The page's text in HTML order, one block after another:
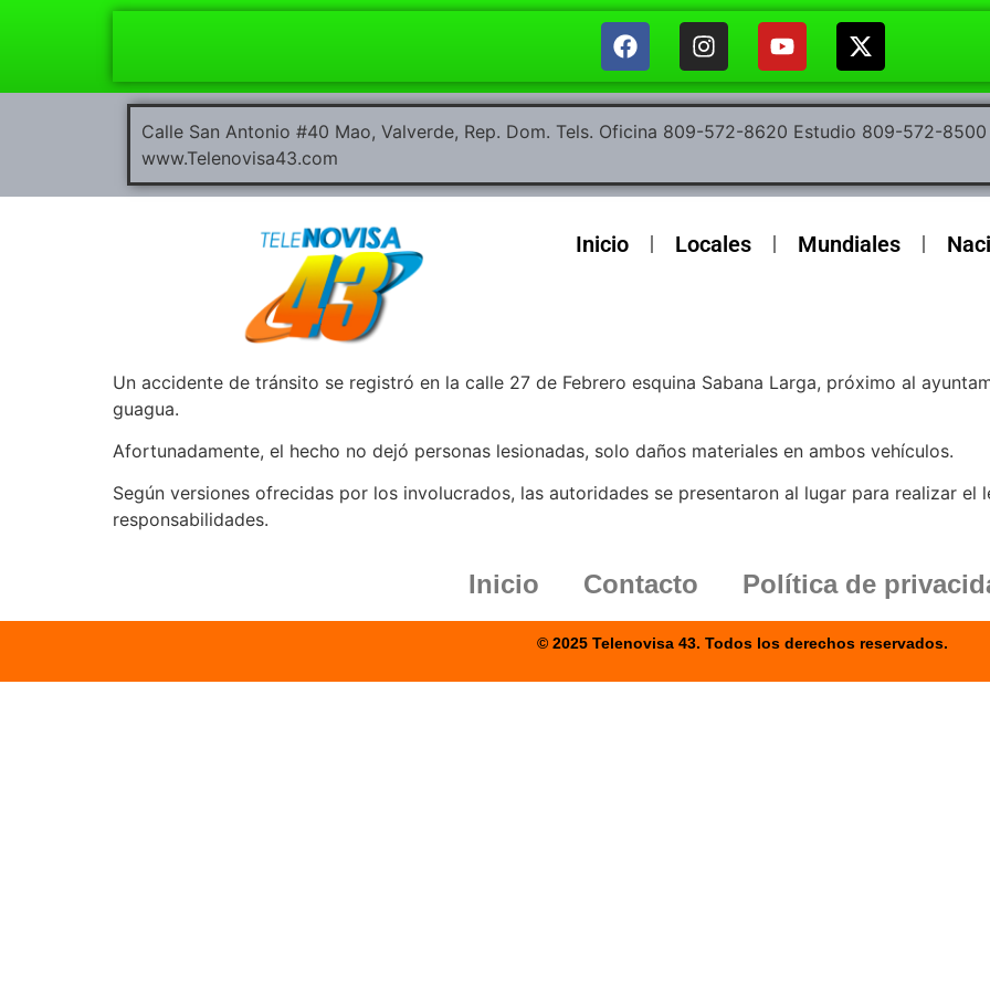
Calle San Antonio #40 Mao, Valverde, Rep. Dom. Tels. Oficina 809-572-8620 Estudio 809-572-
www.Telenovisa43.com
Inicio Locales Mundiales
Un accidente de tránsito se registró en la calle 27 de Febrero esquina Sabana Larga, próximo al
guagua.
Afortunadamente, el hecho no dejó personas lesionadas, solo daños materiales en ambos vehículos.
Según versiones ofrecidas por los involucrados, las autoridades se presentaron al lugar para realizar el
responsabilidades.
Inicio Contacto Política de
© 2025 Telenovisa 43. Todos los derechos reservados.